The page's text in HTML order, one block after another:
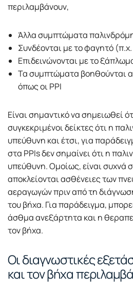
περιλαμβάνουν,
Άλλα συμπτώματα
Συνδέονται με το φαγητό
Επιδεινώνονται με το
Τα συμπτώματα βοηθούνται
όπως οι PPI
Είναι σημαντικό να σημειωθεί
συγκεκριμένοι δείκτες ότι η
υπεύθυνη και έτσι, για
στα PPIs δεν σημαίνει ότι η
υπεύθυνη. Ομοίως, είναι συχνά
αποκλείονται ασθένειες των
αεραγωγών πριν από τη
του βήχα. Για παράδειγμα,
άσθμα ανεξάρτητα και η
τον βήχα.
Οι διαγνωστικές
και τον βήχα